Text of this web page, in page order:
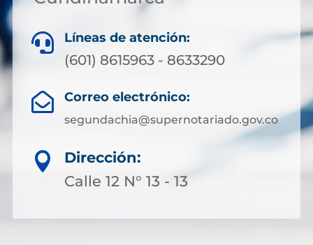
 Líneas de atención:
(601) 8615963 - 8633290
 Correo electrónico:
segundachia@supernotariado.gov.co

Dirección:
Calle 12 N° 13 - 13